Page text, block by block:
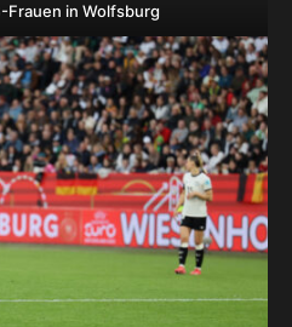
Frauen in Wolfsburg